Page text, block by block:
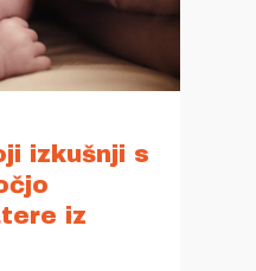
izkušnji s
iz